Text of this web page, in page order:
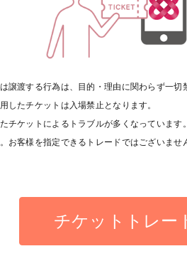
譲渡する行為は、目的・理由に関わらず一切
したチケットは入場禁止となります。
チケットによるトラブルが多くなっています
お客様を指定できるトレードではございませ
チケットトレー